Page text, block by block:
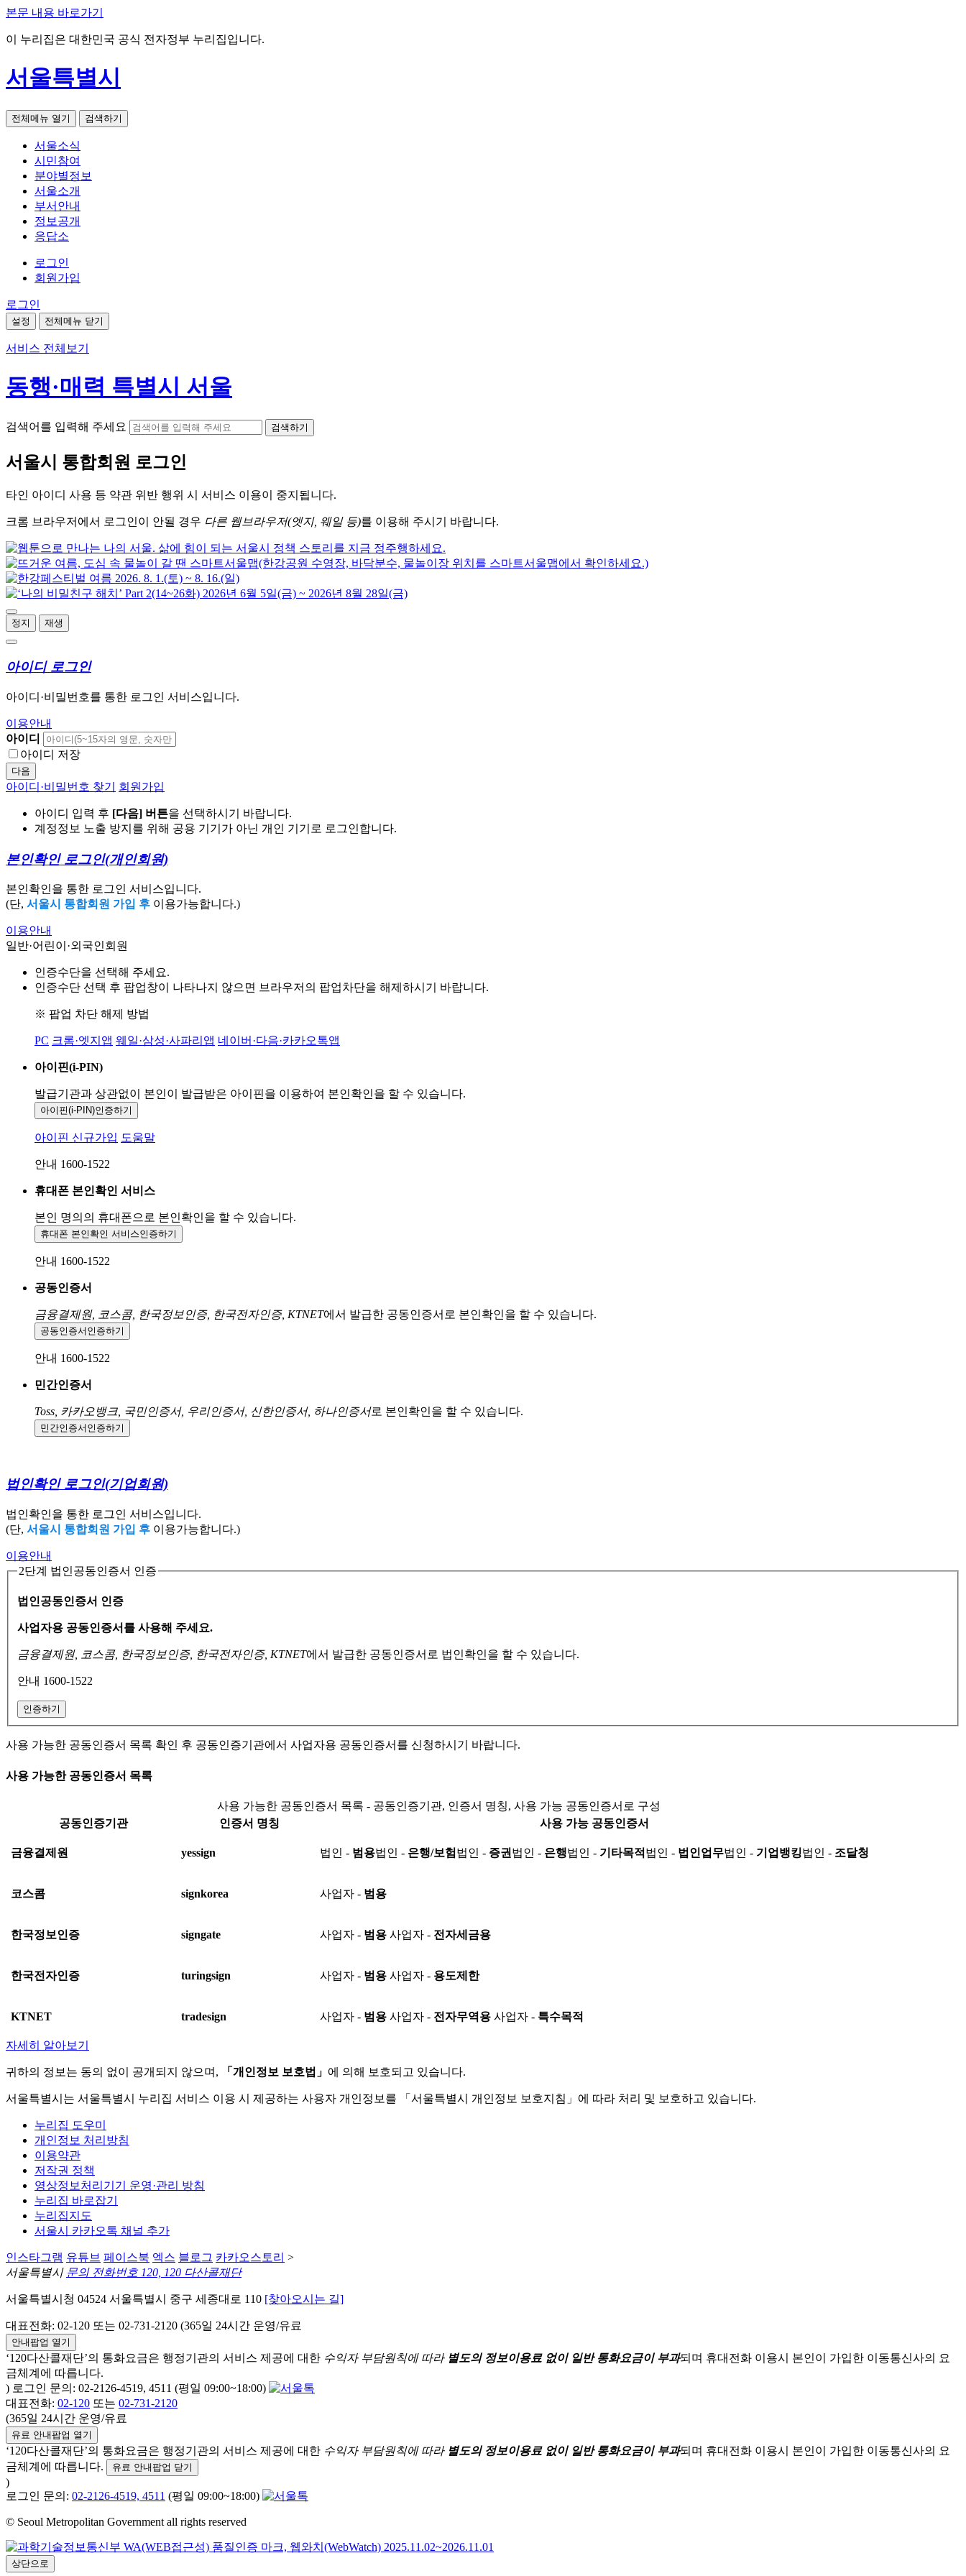
본문 내용 바로가기
이 누리집은 대한민국 공식 전자정부 누리집입니다.
서울특별시
전체메뉴 열기 검색하기
서울소식
시민참여
분야별정보
서울소개
부서안내
정보공개
응답소
로그인
회원가입
로그인
설정 전체메뉴 닫기
서비스 전체보기
동행·매력 특별시 서울
검색어를 입력해 주세요 검색하기
서울시 통합회원 로그인
타인 아이디 사용 등 약관 위반 행위 시 서비스 이용이 중지됩니다.
크롬 브라우저에서 로그인이 안될 경우 다른 웹브라우저(엣지, 웨일 등)를 이용해 주시기 바랍니다.
정지 재생
아이디 로그인
아이디·비밀번호를 통한 로그인 서비스입니다.
이용안내
아이디
아이디 저장
다음
아이디·비밀번호 찾기 회원가입
아이디 입력 후 [다음] 버튼을 선택하시기 바랍니다.
계정정보 노출 방지를 위해 공용 기기가 아닌 개인 기기로 로그인합니다.
본인확인 로그인(개인회원)
본인확인을 통한 로그인 서비스입니다.
(단, 서울시 통합회원 가입 후 이용가능합니다.)
이용안내
일반·어린이·외국인회원
인증수단을 선택해 주세요.
인증수단 선택 후 팝업창이 나타나지 않으면 브라우저의 팝업차단을 해제하시기 바랍니다.
※ 팝업 차단 해제 방법
PC 크롬·엣지앱 웨일·삼성·사파리앱 네이버·다음·카카오톡앱
아이핀(i-PIN)
발급기관과 상관없이 본인이 발급받은 아이핀을 이용하여 본인확인을 할 수 있습니다.
아이핀(i-PIN)인증하기
아이핀 신규가입 도움말
안내 1600-1522
휴대폰 본인확인 서비스
본인 명의의 휴대폰으로 본인확인을 할 수 있습니다.
휴대폰 본인확인 서비스인증하기
안내 1600-1522
공동인증서
금융결제원, 코스콤, 한국정보인증, 한국전자인증, KTNET에서 발급한 공동인증서로 본인확인을 할 수 있습니다.
공동인증서 인증하기
안내 1600-1522
민간인증서
Toss, 카카오뱅크, 국민인증서, 우리인증서, 신한인증서, 하나인증서로 본인확인을 할 수 있습니다.
민간인증서 인증하기
법인확인 로그인(기업회원)
법인확인을 통한 로그인 서비스입니다.
(단, 서울시 통합회원 가입 후 이용가능합니다.)
이용안내
2단계 법인공동인증서 인증
법인공동인증서 인증
사업자용 공동인증서를 사용해 주세요.
금융결제원, 코스콤, 한국정보인증, 한국전자인증, KTNET에서 발급한 공동인증서로 법인확인을 할 수 있습니다.
안내 1600-1522
인증하기
사용 가능한 공동인증서 목록 확인 후 공동인증기관에서 사업자용 공동인증서를 신청하시기 바랍니다.
사용 가능한 공동인증서 목록
사용 가능한 공동인증서 목록 - 공동인증기관, 인증서 명칭, 사용 가능 공동인증서로 구성
공동인증기관
인증서 명칭 사용 가능 공동인증서
금융결제원 yessign 법인 - 범용법인 - 은행/보험 법인 - 증권 법인 - 은행법인 - 기타목적 법인 - 법인업무법인 - 기업뱅킹법인 - 조달청
코스콤 signkorea 사업자 - 범용
한국정보인증 signgate 사업자 - 범용 사업자 - 전자세금용
한국전자인증 turingsign 사업자 - 범용 사업자 - 용도제한
KTNET tradesign 사업자 - 범용 사업자 - 전자무역용 사업자 - 특수목적
자세히 알아보기
귀하의 정보는 동의 없이 공개되지 않으며, 「개인정보 보호법」 에 의해 보호되고 있습니다.
서울특별시는 서울특별시 누리집 서비스 이용 시 제공하는 사용자 개인정보를 「서울특별시 개인정보 보호지침」에 따라 처리 및 보호하고 있습니다.
누리집 도우미
개인정보 처리방침
이용약관
저작권 정책
영상정보처리기기 운영·관리 방침
누리집 바로잡기
누리집지도
서울시 카카오톡 채널 추가
인스타그램 유튜브 페이스북 엑스 블로그 카카오스토리 >
서울특별시 문의 전화번호 120, 120 다산콜재단
서울특별시청 04524 서울특별시 중구 세종대로 110 [찾아오시는 길]
대표전화: 02-120 또는 02-731-2120 (365일 24시간 운영/유료
안내팝업 열기
‘120다산콜재단’의 통화요금은 행정기관의 서비스 제공에 대한 수익자 부담원칙에 따라 별도의 정보이용료 없이 일반 통화요금이 부과되며 휴대전화 이용시 본인이 가입한 이동통신사의 요
금체계에 따릅니다.
) 로그인 문의: 02-2126-4519, 4511 (평일 09:00~18:00)
대표전화: 02-120 또는 02-731-2120
(365일 24시간 운영/유료
유료 안내팝업 열기
‘120다산콜재단’의 통화요금은 행정기관의 서비스 제공에 대한 수익자 부담원칙에 따라 별도의 정보이용료 없이 일반 통화요금이 부과되며 휴대전화 이용시 본인이 가입한 이동통신사의 요
금체계에 따릅니다.
유료 안내팝업 닫기
)
로그인 문의: 02-2126-4519, 4511 (평일 09:00~18:00)
© Seoul Metropolitan Government all rights reserved
상단으로